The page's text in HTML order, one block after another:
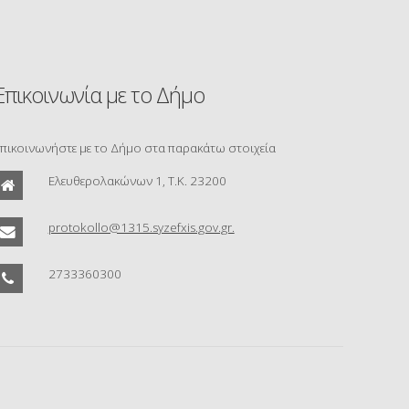
με το Δήμο
με το Δήμο στα παρακάτω στοιχεία
Ελευθερολακώνων 1, Τ.Κ. 23200
protokollo@1315.syzefxis.gov.gr.
2733360300